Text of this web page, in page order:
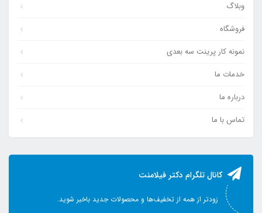
وبلاگ
فروشگاه
نمونه کار پرینت سه بعدی
خدمات ما
درباره ما
تماس با ما
کانال تلگرام دکتر فیلامنت
زودتر از همه از تخفیف‌ها و محصولات جدید باخبر شوید.